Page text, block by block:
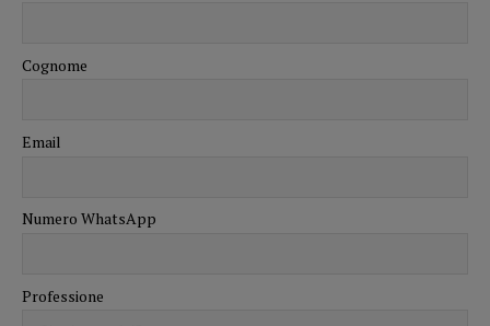
Cognome
Email
Numero WhatsApp
Professione